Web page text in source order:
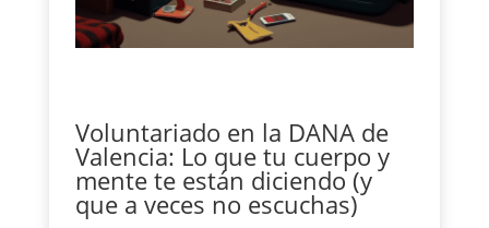
Voluntariado en la DANA de
Valencia: Lo que tu cuerpo y
mente te están diciendo (y
que a veces no escuchas)